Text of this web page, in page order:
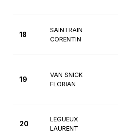
18
SAINTRAIN
CORENTIN
19
VAN SNICK
FLORIAN
20
LEGUEUX
LAURENT